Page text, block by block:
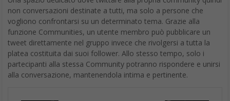
non conversazioni destinate a tutti, ma solo a persone che
vogliono confrontarsi su un determinato tema. Grazie alla
funzione Communities, un utente membro può pubblicare un
tweet direttamente nel gruppo invece che rivolgersi a tutta la
platea costituita dai suoi follower. Allo stesso tempo, solo i
partecipanti alla stessa Community potranno rispondere e unirsi
alla conversazione, mantenendola intima e pertinente.